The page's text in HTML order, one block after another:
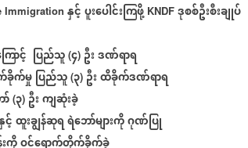
Immigration နှင့်ပူးပေါင်းကြဖို့ KNDF ဒုစစ်ဦးစီးချုပ်
ောင့် ပြည်သူ (၄) ဦးဒဏ်ရာရ
က်မှုပြည်သူ (၃) ဦးထိခိုက်ဒဏ်ရာရ
(၃) ဦးကျဆုံးခဲ့
င့်ထူးချွန်ဆုရရဲဘော်များကိုဂုဏ်ပြု